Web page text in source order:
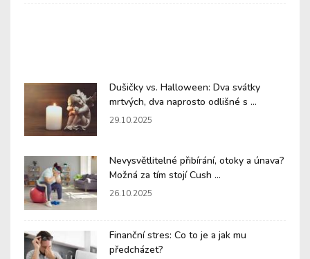
Dušičky vs. Halloween: Dva svátky
mrtvých, dva naprosto odlišné s ...
29.10.2025
Nevysvětlitelné přibírání, otoky a únava?
Možná za tím stojí Cush ...
26.10.2025
Finanční stres: Co to je a jak mu
předcházet?